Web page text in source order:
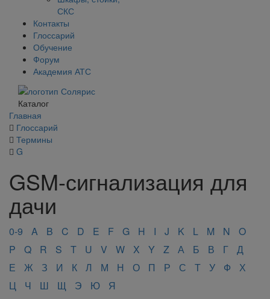
СКС
Контакты
Глоссарий
Обучение
Форум
Академия АТС
Каталог
Главная
Глоссарий
Термины
G
GSM-сигнализация для
дачи
0-9 A B C D E F G H I J K L M N
O
P
Q R S T U V W X Y Z А Б В Г
Д
Е
Ж З И К Л М Н О П Р С Т У Ф
Х
Ц
Ч Ш Щ Э Ю
Я